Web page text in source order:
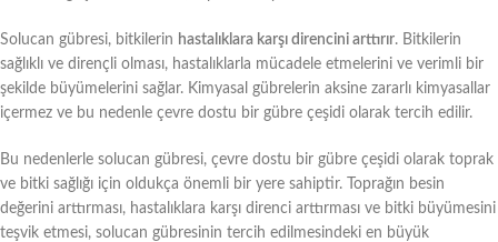
Solucan gübresi, bitkilerin hastalıklara karşı direncini arttırır. Bitkilerin
sağlıklı ve dirençli olması, hastalıklarla mücadele etmelerini ve verimli bir
şekilde büyümelerini sağlar. Kimyasal gübrelerin aksine zararlı kimyasallar
içermez ve bu nedenle çevre dostu bir gübre çeşidi olarak tercih edilir.
Bu nedenlerle solucan gübresi, çevre dostu bir gübre çeşidi olarak toprak
ve bitki sağlığı için oldukça önemli bir yere sahiptir. Toprağın besin
değerini arttırması, hastalıklara karşı direnci arttırması ve bitki büyümesini
teşvik etmesi, solucan gübresinin tercih edilmesindeki en büyük